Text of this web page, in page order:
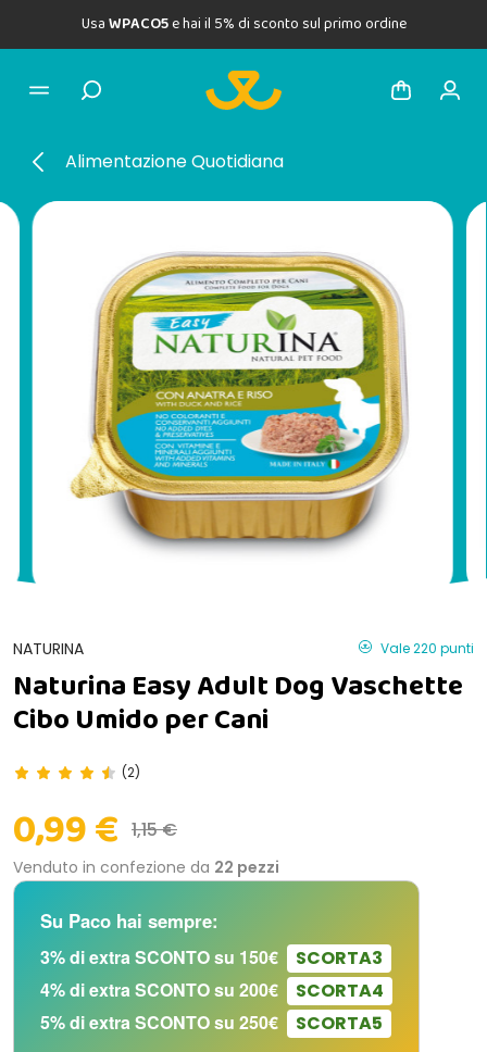
UsaWPACO5e hai il 5% di sconto sul primo ordine
Alimentazione Quotidiana
NATURINA Vale 220 punti
Naturina Easy Adult Dog Vaschette
Cibo Umido per Cani
(2)
0,99 € 1,15 €
Venduto in confezione da 22 pezzi
Su Paco hai sempre:
3% di extra SCONTO su 150€
SCORTA3
4% di extra SCONTO su 200€
SCORTA4
5% di extra SCONTO su 250€
SCORTA5